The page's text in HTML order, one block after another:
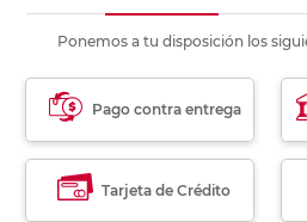
Ponemos a tu disposición los
Pago contra entrega
Tarjeta de Crédito